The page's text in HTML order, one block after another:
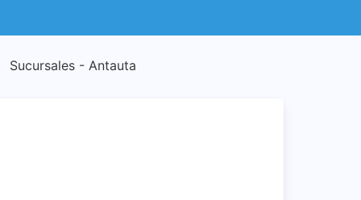
Sucursales - Antauta